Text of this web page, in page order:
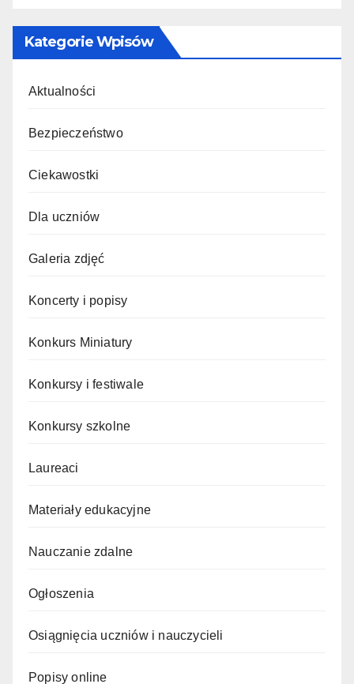
Kategorie Wpisów
Aktualności
Bezpieczeństwo
Ciekawostki
Dla uczniów
Galeria zdjęć
Koncerty i popisy
Konkurs Miniatury
Konkursy i festiwale
Konkursy szkolne
Laureaci
Materiały edukacyjne
Nauczanie zdalne
Ogłoszenia
Osiągnięcia uczniów i nauczycieli
Popisy online